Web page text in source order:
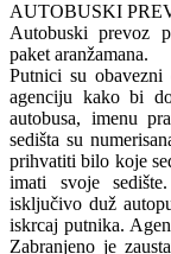
AUTOBUSKI
Autobuski prevoz
paket aranžamana.
Putnici su obavezni
agenciju kako bi
autobusa, imenu
sedišta su
prihvatiti bilo koje
imati svoje
isključivo duž
iskrcaj putnika.
Zabranjeno je